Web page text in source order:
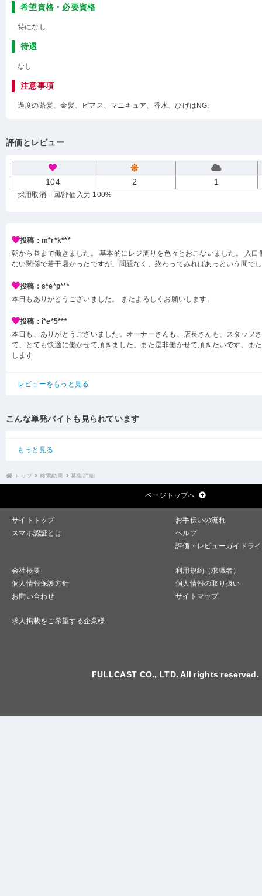
希望資格・必要資格
特になし
待遇
なし
注意事項
過度の茶髪、金髪、ピアス、マニキュア、香水、ひげはNG。
評価とレビュー
104 2 1
採用取消 --回/評価入力 100%
投稿：m*r*k***
朝から昼まで働きました。 基本的にレジ周りを色々とおこないました。 入口
ない関係で若干暑かったですが、問題なく、終わってみればあっという間で
投稿：s*e*p***
本日もありがとうございました。 またよろしくお願いします。
投稿：i*e*5***
本日も、ありがとうございました。オーナーさんも、店長さんも、スタッフ
て、とても快適に働かせて頂きました。また是非働かせて頂きたいです。ま
します
レビューをもっと見る
こんな単発バイトも見られています
もっと見る
トップ 検索結果 募集詳細
ページトップへ
サイトトップ
お手伝いの流れ
スマホ認証とは
ヘルプ
評価・レビューガイドラ
会社概要
利用規約（求職者）
個人情報保護方針
個人情報の取り扱い
お問い合わせ
サイトマップ
求人掲載をご希望する企業様
FULLCAST CO., LTD. All rights reserved.